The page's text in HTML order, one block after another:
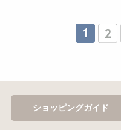
ショッピングガイド